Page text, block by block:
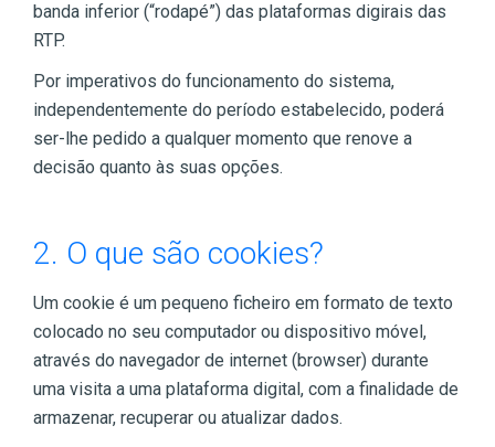
banda inferior (“rodapé”) das plataformas digirais das
RTP.
Por imperativos do funcionamento do sistema,
independentemente do período estabelecido, poderá
ser-lhe pedido a qualquer momento que renove a
decisão quanto às suas opções.
2. O que são cookies?
Um cookie é um pequeno ficheiro em formato de texto
colocado no seu computador ou dispositivo móvel,
através do navegador de internet (browser) durante
uma visita a uma plataforma digital, com a finalidade de
armazenar, recuperar ou atualizar dados.